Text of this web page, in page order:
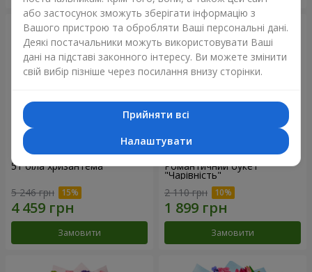
51 біла хризантема
5 246 грн
Замовити
Романтичний букет
"Чарівність"
2 110 грн
Замовити
або застосунок зможуть зберігати інформацію з
Вашого пристрою та обробляти Ваші персональні дані.
Деякі постачальники можуть використовувати Ваші
дані на підставі законного інтересу. Ви можете змінити
свій вибір пізніше через посилання внизу сторінки.
Прийняти всі
Налаштувати